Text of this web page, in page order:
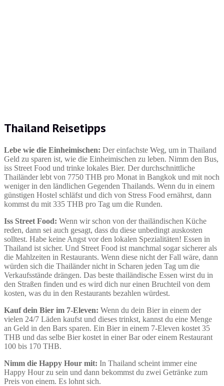
Thailand Reisetipps
Lebe wie die Einheimischen: Der einfachste Weg, um in Thailand
Geld zu sparen ist, wie die Einheimischen zu leben. Nimm den Bus,
iss Street Food und trinke lokales Bier. Der durchschnittliche
Thailänder lebt von 7750 THB pro Monat in Bangkok und mit noch
weniger in den ländlichen Gegenden Thailands. Wenn du in einem
günstigen Hostel schläfst und dich von Stress Food ernährst, dann
kommst du mit 335 THB pro Tag um die Runden.
Iss Street Food: Wenn wir schon von der thailändischen Küche
reden, dann sei auch gesagt, dass du diese unbedingt auskosten
solltest. Habe keine Angst vor den lokalen Spezialitäten! Essen in
Thailand ist sicher. Und Street Food ist manchmal sogar sicherer als
die Mahlzeiten in Restaurants. Wenn diese nicht der Fall wäre, dann
würden sich die Thailänder nicht in Scharen jeden Tag um die
Verkaufsstände drängen. Das beste thailändische Essen wirst du in
den Straßen finden und es wird dich nur einen Bruchteil von dem
kosten, was du in den Restaurants bezahlen würdest.
Kauf dein Bier im 7-Eleven: Wenn du dein Bier in einem der
vielen 24/7 Läden kaufst und dieses trinkst, kannst du eine Menge
an Geld in den Bars sparen. Ein Bier in einem 7-Eleven kostet 35
THB und das selbe Bier kostet in einer Bar oder einem Restaurant
100 bis 170 THB.
Nimm die Happy Hour mit: In Thailand scheint immer eine
Happy Hour zu sein und dann bekommst du zwei Getränke zum
Preis von einem. Es lohnt sich.